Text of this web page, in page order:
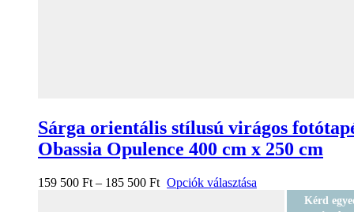
Sárga orientális stílusú virágos
Obassia Opulence 400 cm x 250 cm
159 500 Ft – 185 500 Ft Opciók választása
Kérd